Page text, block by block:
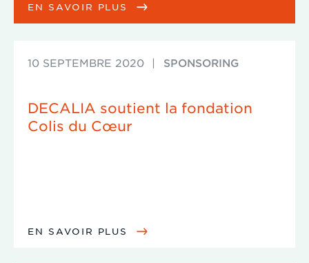
EN SAVOIR PLUS
10 SEPTEMBRE 2020 | SPONSORING
DECALIA soutient la fondation
Colis du Cœur
EN SAVOIR PLUS